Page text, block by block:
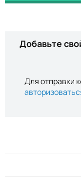
Добавьте
Для отправки